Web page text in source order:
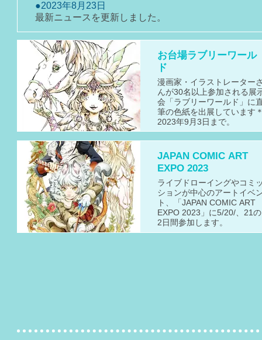
​●2023年8月23日
最新ニュースを更新しました。
お台場ラブリーワール
ド
漫画家・イラストレーター
んが30名以上参加される展
会「ラブリーワールド」に
筆の色紙を出展しています
2023年9月3日まで。
JAPAN COMIC ART
EXPO 2023
ライブドローイングやコミ
ションが中心のアートイベ
ト、「JAPAN COMIC ART
EXPO 2023」に5/20/、21の
2日間参加します。